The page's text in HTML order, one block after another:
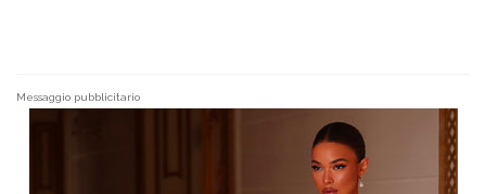
Messaggio pubblicitario